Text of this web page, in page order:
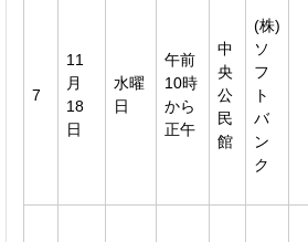
7
11
月
18
日
水曜
日
午前
10時
から
正午
中
央
公
民
館
(株)
ソ
フ
ト
バ
ン
ク